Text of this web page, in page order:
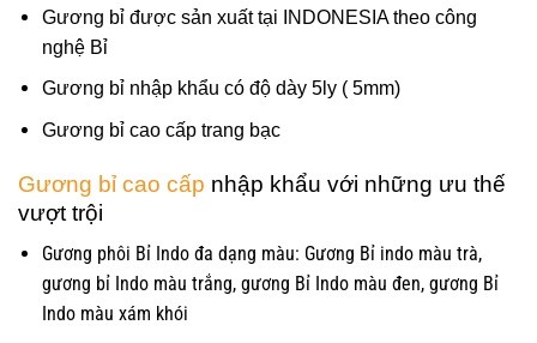
Gương bỉ được sản xuất tại INDONESIA theo công
nghệ Bỉ
Gương bỉ nhập khẩu có độ dày 5ly ( 5mm)
Gương bỉ cao cấp trang bạc
Gương bỉ cao cấp nhập khẩu với những ưu thế
vượt trội
Gương phôi Bỉ Indo đa dạng màu: Gương Bỉ indo màu trà,
gương bỉ Indo màu trắng, gương Bỉ Indo màu đen, gương Bỉ
Indo màu xám khói